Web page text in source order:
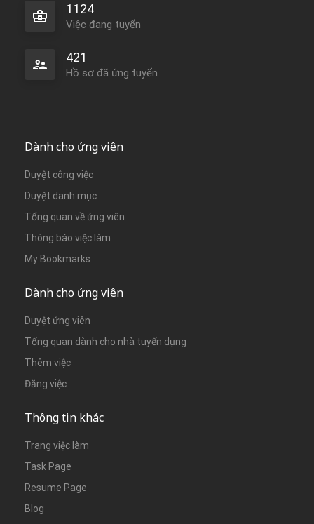
1124
Việc đang tuyển
421
Hồ sơ đã ứng tuyển
Dành cho ứng viên
Duyệt công việc
Duyệt danh mục
Tổng quan về ứng viên
Thông báo việc làm
My Bookmarks
Dành cho ứng viên
Duyệt ứng viên
Tổng quan dành cho nhà tuyển dụng
Thêm việc
Đăng việc
Thông tin khác
Trang việc làm
Task Page
Resume Page
Blog